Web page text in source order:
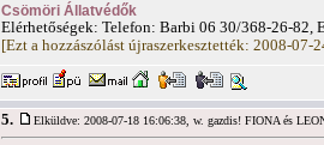
Csömöri Állatvédők
Elérhetőségek: Telefon: Barbi 06 30/368-26-82,
[Ezt a hozzászólást újraszerkesztették: 2008-07-
5. Elküldve: 2008-07-18 16:06:38, w. gazdis! FIONA és